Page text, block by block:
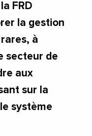
FRD
la gestion
à
secteur de
aux
sur la
système